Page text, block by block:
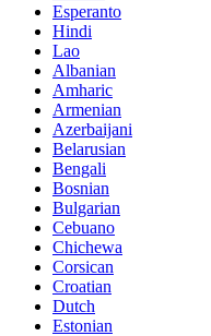
Esperanto
Hindi
Lao
Albanian
Amharic
Armenian
Azerbaijani
Belarusian
Bengali
Bosnian
Bulgarian
Cebuano
Chichewa
Corsican
Croatian
Dutch
Estonian